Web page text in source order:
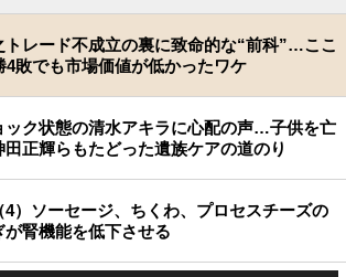
トレード不成立の裏に致命的な“前科”…ここ
4敗でも市場価値が低かったワケ
ック状態の清水アキラに心配の声…子供を亡
田正輝らもたどった遺族ケアの道のり
4）ソーセージ、ちくわ、プロセスチーズの
が腎機能を低下させる